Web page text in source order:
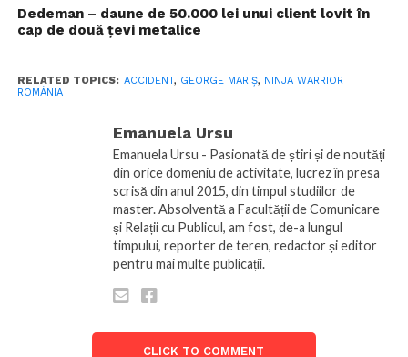
Dedeman – daune de 50.000 lei unui client lovit în
cap de două țevi metalice
RELATED TOPICS: ACCIDENT, GEORGE MARIȘ, NINJA WARRIOR
ROMÂNIA
Emanuela Ursu
Emanuela Ursu - Pasionată de știri și de noutăți
din orice domeniu de activitate, lucrez în presa
scrisă din anul 2015, din timpul studiilor de
master. Absolventă a Facultății de Comunicare
și Relații cu Publicul, am fost, de-a lungul
timpului, reporter de teren, redactor și editor
pentru mai multe publicații.
CLICK TO COMMENT